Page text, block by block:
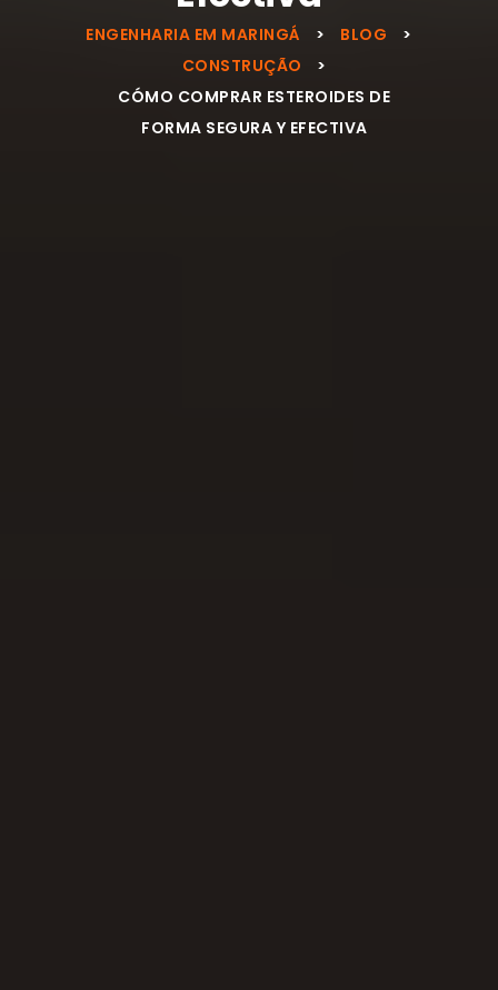
ENGENHARIA EM MARINGÁ > BLOG
>
CONSTRUÇÃO
>
CÓMO COMPRAR ESTEROIDES DE
FORMA SEGURA Y EFECTIVA